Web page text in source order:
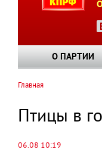
О ПАРТИИ
навигации
Главная
Птицы в
06.08 10:19